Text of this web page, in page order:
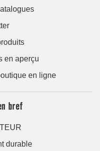
en aperçu
en ligne
bref
durable